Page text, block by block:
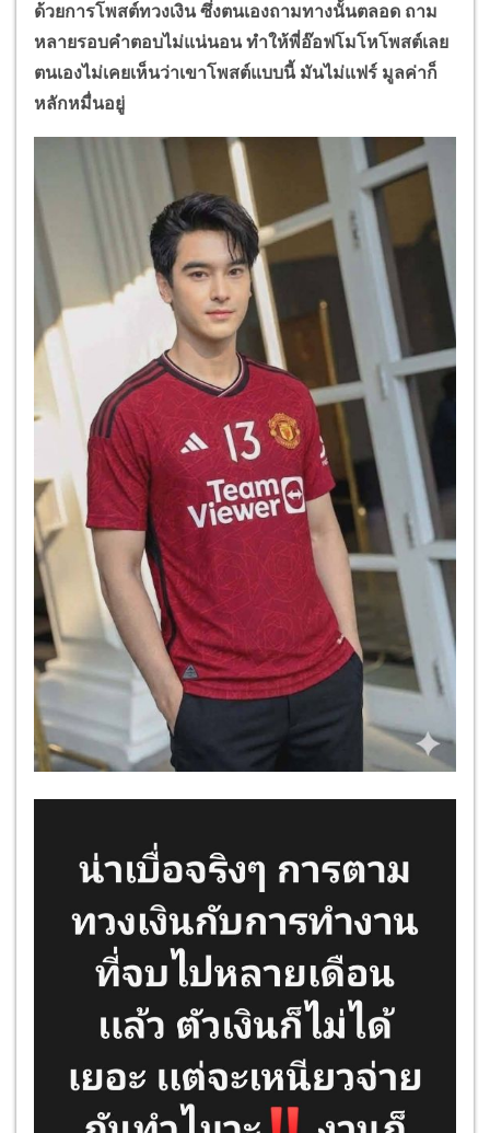
ด้วยการโพสต์ทวงเงิน ซึ่งตนเองถามทางนั้นตลอด ถาม
หลายรอบคำตอบไม่แน่นอน ทำให้พี่อ๊อฟโมโหโพสต์เลย
ตนเองไม่เคยเห็นว่าเขาโพสต์แบบนี้ มันไม่แฟร์ มูลค่าก็
หลักหมื่นอยู่